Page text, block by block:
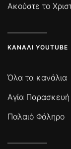
Ακούστε το
ΚΑΝΆΛΙ YOUTUBE
Όλα τα κανάλια
Αγία Παρασκευή
Παλαιό Φάληρο